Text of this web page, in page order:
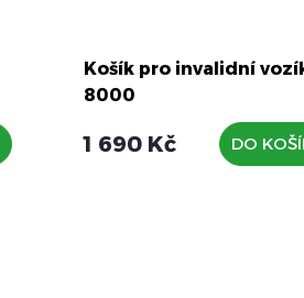
Košík pro invalidní
8000
1 690 Kč DO